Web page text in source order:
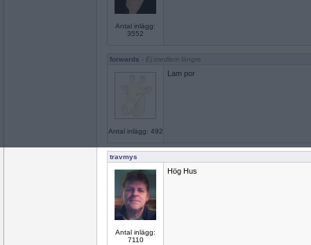
Antal inlägg:
3552
forwards - Ej medlem längre
Antal inlägg: 492
Lam por
travmys
Antal inlägg:
7110
Hög Hus